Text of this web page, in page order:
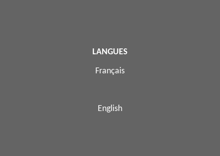
LANGUES
Français
English